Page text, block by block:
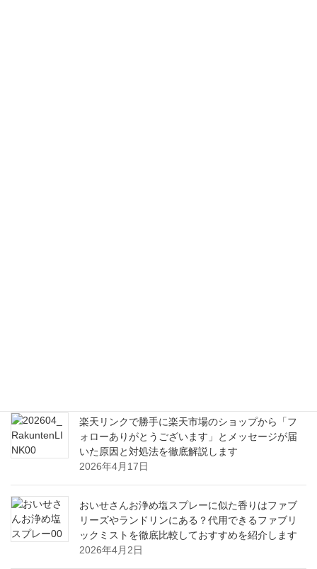
楽天リンクで勝手に楽天市場のショップから「フ
ォローありがとうございます」とメッセージが届
いた原因と対処法を徹底解説します
2026年4月17日
おいせさんお浄め塩スプレーに似た香りはファブ
リーズやランドリンにある？代用できるファブリ
ックミストを徹底比較しておすすめを紹介します
2026年4月2日